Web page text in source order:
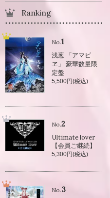
Ranking
No.1
浅葱 「アマビ
ヱ」 豪華数量限
定盤
5,500円(税込)
No.2
Ultimate lover
【会員ご継続】
5,300円(税込)
No.3